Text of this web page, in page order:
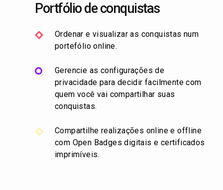
Portfólio de conquistas
Ordenar e visualizar as conquistas num
portefólio online.
Gerencie as configurações de
privacidade para decidir facilmente com
quem você vai compartilhar suas
conquistas.
Compartilhe realizações online e offline
com Open Badges digitais e certificados
imprimíveis.